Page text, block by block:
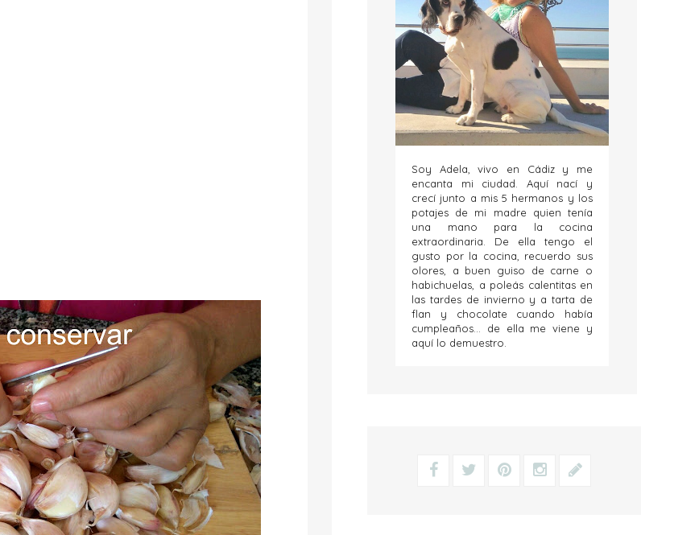
Soy Adela, vivo en Cádiz y me
encanta mi ciudad. Aquí nací y
crecí junto a mis 5 hermanos y los
potajes de mi madre quien tenía
una mano para la cocina
extraordinaria. De ella tengo el
gusto por la cocina, recuerdo sus
olores, a buen guiso de carne o
habichuelas, a poleás calentitas en
las tardes de invierno y a tarta de
flan y chocolate cuando había
cumpleaños... de ella me viene y
aquí lo demuestro.